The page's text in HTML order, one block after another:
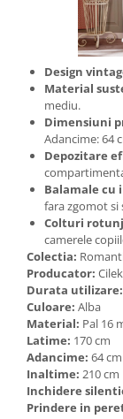
Design
Material
mediu.
Dimensiuni
Adancime: 64
Depozitare
Balamale cu
fara zgomot
Colturi
camerele
Colectia:
Producator:
Durata utilizare:
Culoare: Alba
Material: Pal 16
Latime: 170 cm
Adancime: 64 cm
Inaltime: 210 cm
Inchidere
Prindere in